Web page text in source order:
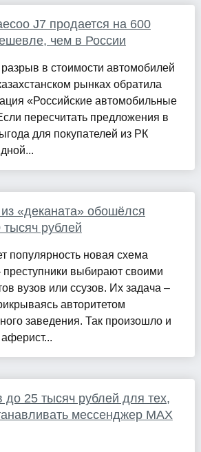
J7 продается на 600
чем в России
в стоимости автомобилей
рынках обратила
«Российские автомобильные
пересчитать предложения в
для покупателей из РК
«деканата» обошёлся
тысяч рублей
популярность новая схема
выбирают своими
вузов или ссузов. Их задача –
авторитетом
заведения. Так произошло и
аферист...
25 тысяч рублей для тех,
мессенджер MAX